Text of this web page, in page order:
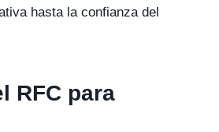
hasta la confianza del
RFC para